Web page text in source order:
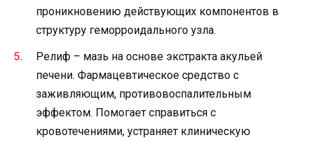
проникновению действующих компонентов в
структуру геморроидального узла.
Релиф – мазь на основе экстракта акульей
печени. Фармацевтическое средство с
заживляющим, противовоспалительным
эффектом. Помогает справиться с
кровотечениями, устраняет клиническую